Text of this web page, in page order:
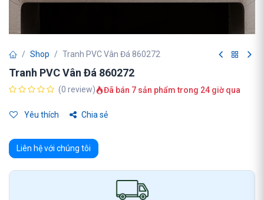
Shop Tranh PVC Vân Đá 860272
Tranh PVC Vân Đá 860272
(0 review) Đã bán 7 sản phẩm trong 24 giờ qua
Yêu thích Chia sẻ
Liên hệ với chúng tôi